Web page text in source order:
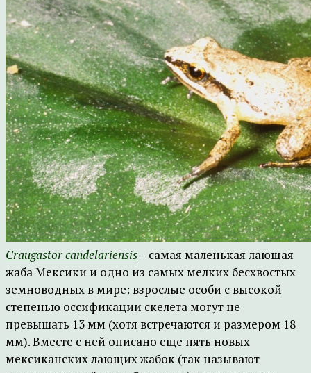
Craugastor candelariensis– самая маленькая лающая
жаба Мексики и одно из самых мелких бесхвостых
земноводных в мире: взрослые особи с высокой
степенью оссификации скелета могут не
превышать 13 мм (хотя встречаются и размером 18
мм). Вместе с ней описано еще пять новых
мексиканских лающих жабок (так называют